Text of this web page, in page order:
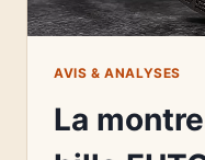
AVIS & ANALYSES
La